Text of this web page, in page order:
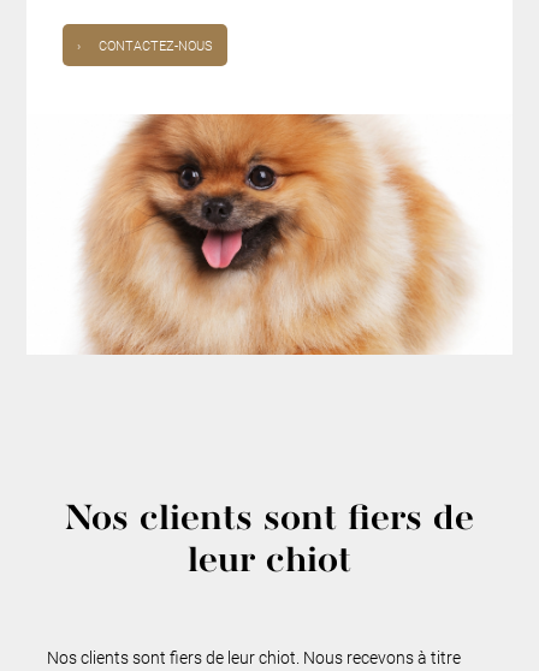
› CONTACTEZ-NOUS
Nos clients sont fiers de
leur chiot
Nos clients sont fiers de leur chiot. Nous recevons à titre